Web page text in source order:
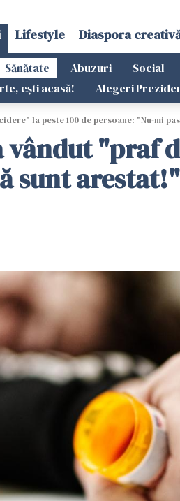
Lifestyle Diaspora
Sănătate Abuzuri Social
ești acasă! Alegeri
la peste 100 de persoane: "Nu-mi
"praf
sunt arestat!"